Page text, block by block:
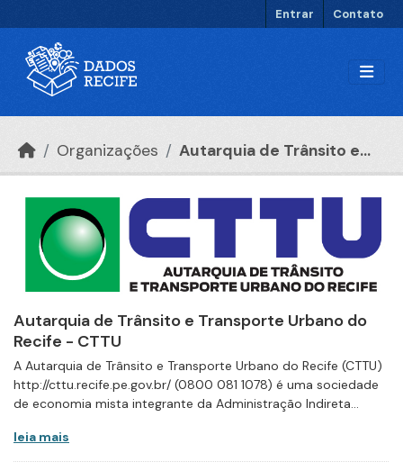
Entrar Contato
Organizações Autarquia de Trânsito e...
Autarquia de Trânsito e Transporte Urbano do
Recife - CTTU
A Autarquia de Trânsito e Transporte Urbano do Recife (CTTU)
http://cttu.recife.pe.gov.br/ (0800 081 1078) é uma sociedade
de economia mista integrante da Administração Indireta...
leia mais